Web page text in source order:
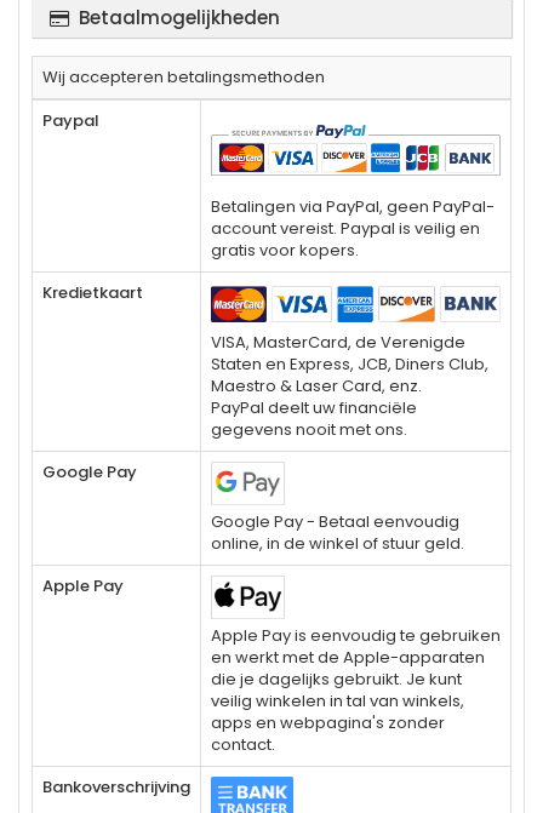
Betaalmogelijkheden
Wij accepteren betalingsmethoden
Paypal
Betalingen via PayPal, geen PayPal-
account vereist. Paypal is veilig en
gratis voor kopers.
Kredietkaart
VISA, MasterCard, de Verenigde
Staten en Express, JCB, Diners Club,
Maestro & Laser Card, enz.
PayPal deelt uw financiële
gegevens nooit met ons.
Google Pay
Google Pay - Betaal eenvoudig
online, in de winkel of stuur geld.
Apple Pay
Apple Pay is eenvoudig te gebruiken
en werkt met de Apple-apparaten
die je dagelijks gebruikt. Je kunt
veilig winkelen in tal van winkels,
apps en webpagina's zonder
contact.
Bankoverschrijving